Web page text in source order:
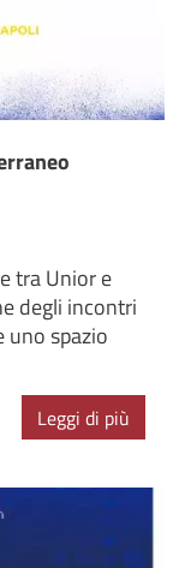
tra Unior e
degli incontri
uno spazio
Leggi di più